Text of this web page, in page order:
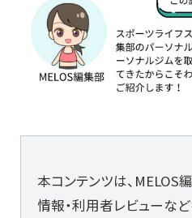
本コンテンツは、
情報・利用者レビューな